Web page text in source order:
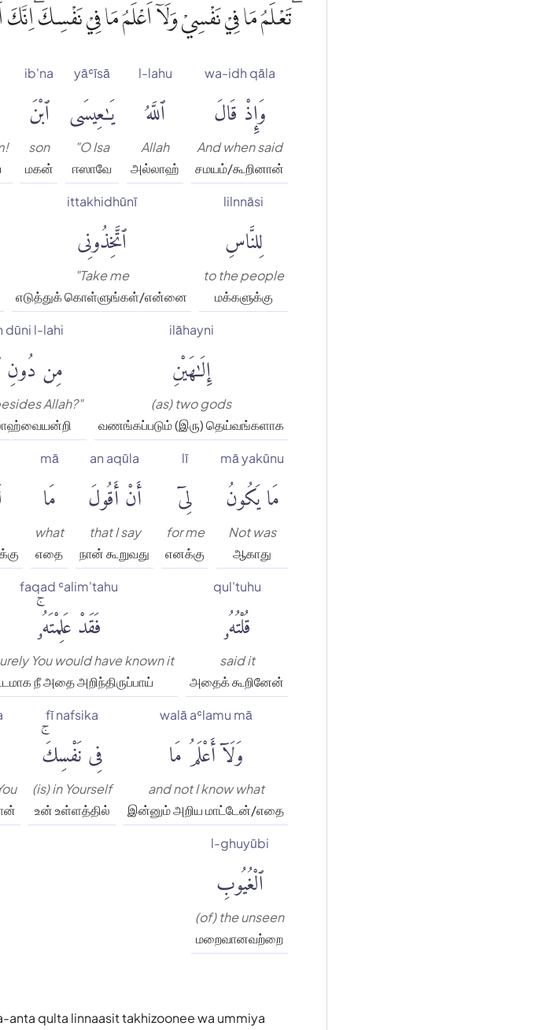
ۗتَعْلَمُ مَا فِيْ نَفْسِيْ وَلَآ اَعْلَمُ مَا فِيْ نَفْسِكَ
wa-idh qāla
وَإِذْ قَالَ
And when said
சமயம்/கூறினான்
l-lahu
ٱللَّهُ
Allah
அல்லாஹ்
yāʿīsā
يَٰعِيسَى
"O Isa
ஈஸாவே
ib'na
ٱبْنَ
son
மகன்
lilnnāsi
لِلنَّاسِ
to the people
மக்களுக்கு
ittakhidhūnī
ٱتَّخِذُونِى
"Take me
எடுத்துக் கொள்ளுங்கள்/என்னை
ilāhayni
إِلَٰهَيْنِ
(as) two gods
வணங்கப்படும் (இரு) தெய்வங்களாக
dūni l-lahi
مِن دُونِ
Allah?"
mā yakūnu
مَا يَكُونُ
Not was
ஆகாது
lī
لِىٓ
for me
எனக்கு
an aqūla
أَنْ أَقُولَ
that I say
நான் கூறுவது
mā
مَا
what
எதை
qul'tuhu
قُلْتُهُۥ
said it
அதைக் கூறினேன்
faqad ʿalim'tahu
فَقَدْ عَلِمْتَهُۥۚ
You would have known it
நீ அதை அறிந்திருப்பாய்
walā aʿlamu mā
وَلَآ أَعْلَمُ مَا
and not I know what
இன்னும் அறிய மாட்டேன்/எதை
fī nafsika
فِى نَفْسِكَۚ
(is) in Yourself
உன் உள்ளத்தில்
l-ghuyūbi
ٱلْغُيُوبِ
(of) the unseen
மறைவானவற்றை
anta qulta linnaasit takhizoonee wa ummiya